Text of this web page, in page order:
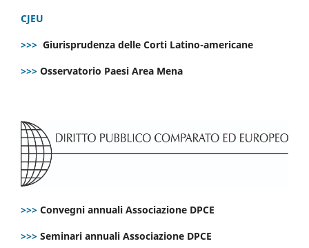
CJEU
>>> Giurisprudenza delle Corti Latino-americane
>>> Osservatorio Paesi Area Mena
>>> Convegni annuali Associazione DPCE
>>> Seminari annuali Associazione DPCE